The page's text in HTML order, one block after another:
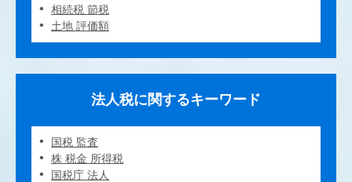
相続税 節税
土地 評価額
法人税に関するキーワード
国税 監査
株 税金 所得税
国税庁 法人